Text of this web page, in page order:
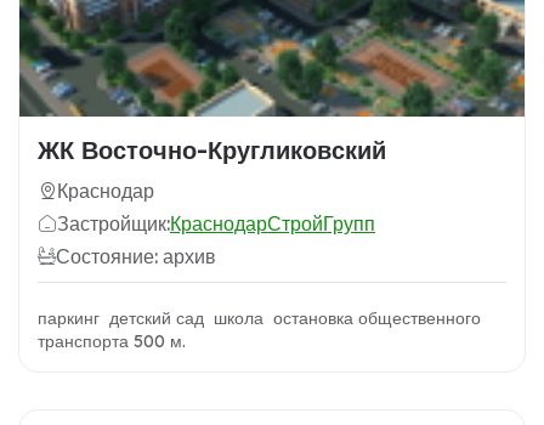
ЖК Восточно-Кругликовский
Краснодар
Застройщик:КраснодарСтройГрупп
Состояние: архив
паркинг детский сад школа остановка общественного
транспорта 500 м.